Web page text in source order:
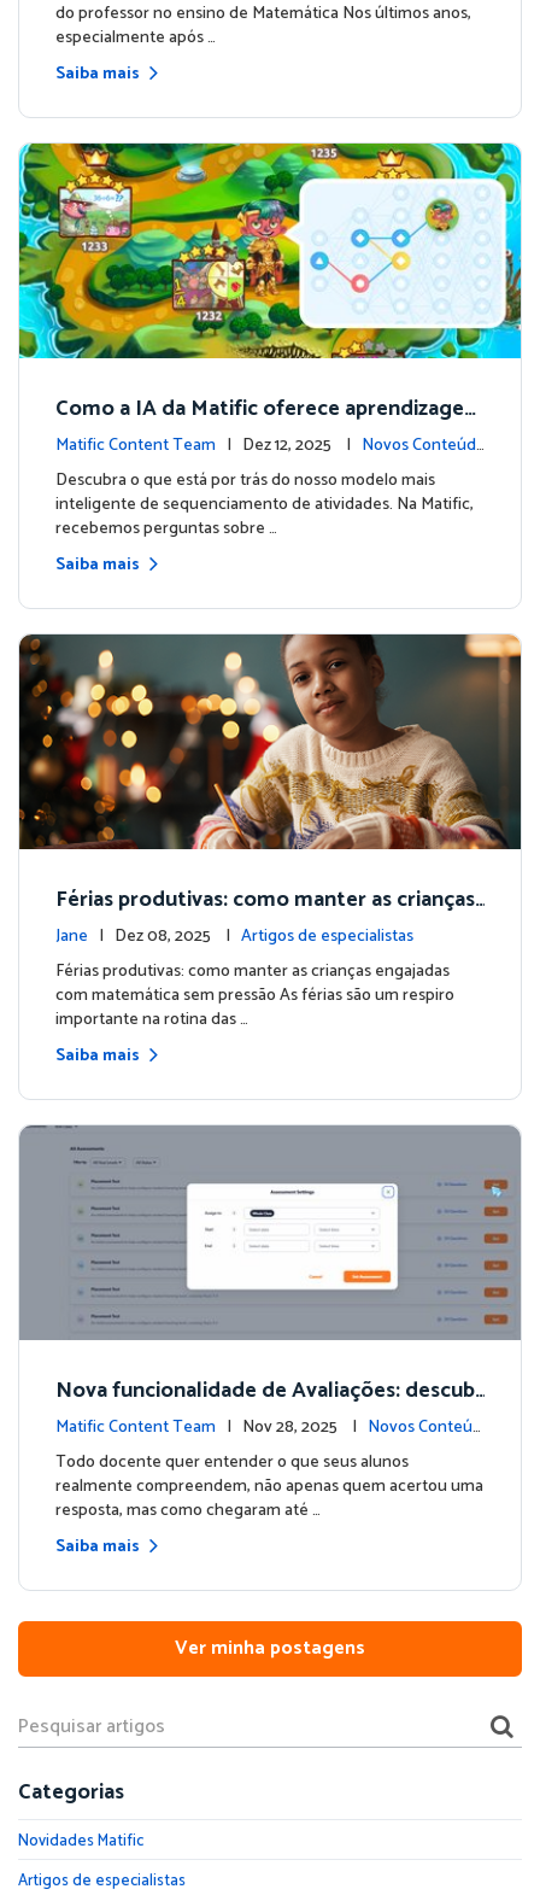
do professor no ensino de Matemática Nos últimos anos,
especialmente após …
Saiba mais
Como a IA da Matific oferece aprendizagem
personalizada na Ilha da Aventura?
Matific Content Team | Dez 12, 2025 | Novos Conteúd
os
Descubra o que está por trás do nosso modelo mais
inteligente de sequenciamento de atividades. Na Matific,
recebemos perguntas sobre …
Saiba mais
Férias produtivas: como manter as crianças
engajadas com matemática sem pressão
Jane | Dez 08, 2025 | Artigos de especialistas
Férias produtivas: como manter as crianças engajadas
com matemática sem pressão As férias são um respiro
importante na rotina das …
Saiba mais
Nova funcionalidade de Avaliações: descubr
a o que seus estudantes realmente sabem
Matific Content Team | Nov 28, 2025 | Novos Conteúd
os
Todo docente quer entender o que seus alunos
realmente compreendem, não apenas quem acertou uma
resposta, mas como chegaram até …
Saiba mais
Ver minha postagens
Categorias
Novidades Matific
Artigos de especialistas